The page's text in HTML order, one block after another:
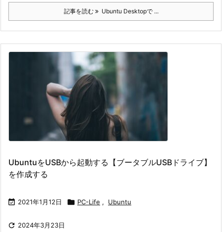
記事を読む Ubuntu Desktopで ...
UbuntuをUSBから起動する【ブータブルUSBドライブ】
を作成する
 2021年1月12日  PC-Life , Ubuntu
 2024年3月23日